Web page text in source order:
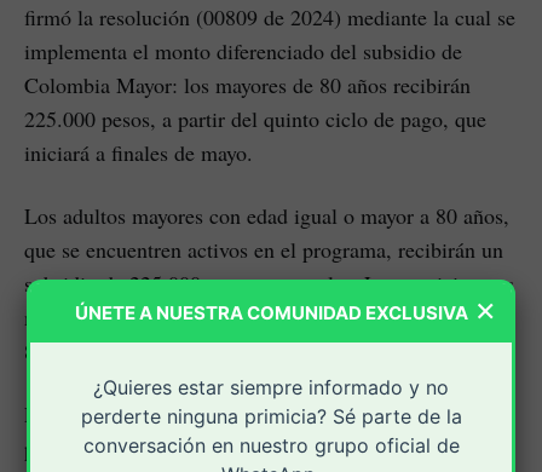
firmó la resolución (00809 de 2024) mediante la cual se
implementa el monto diferenciado del subsidio de
Colombia Mayor: los mayores de 80 años recibirán
225.000 pesos, a partir del quinto ciclo de pago, que
iniciará a finales de mayo.
Los adultos mayores con edad igual o mayor a 80 años,
que se encuentren activos en el programa, recibirán un
subsidio de 225.000 pesos mensuales. Los participantes
menores de 80 años seguirán recibiendo el pago por
80.000 pesos en todos los ciclos.
En este quinto pago, el programa atenderá a 1.631.089
participantes, de los cuales 484.697 son mayores de 80
×
ÚNETE A NUESTRA COMUNIDAD EXCLUSIVA
¿Quieres estar siempre informado y no
perderte ninguna primicia? Sé parte de la
conversación en nuestro grupo oficial de